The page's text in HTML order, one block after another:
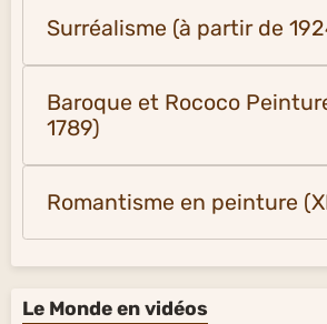
Surréalisme (à partir de
Baroque et Rococo
1789)
Romantisme en peinture
Le Monde en vidéos